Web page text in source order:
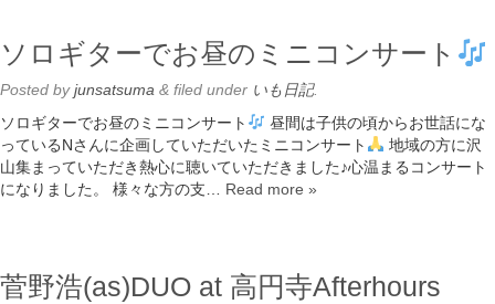
ソロギターでお昼のミニコンサート
Posted byjunsatsuma & filed under いも日記.
ソロギターでお昼のミニコンサート
昼間は子供の頃からお世話にな
っているNさんに企画していただいたミニコンサート
地域の方に沢
山集まっていただき熱心に聴いていただきました♪心温まるコンサート
になりました。 様々な方の支… Read more »
菅野浩(as)DUO at 高円寺Afterhours